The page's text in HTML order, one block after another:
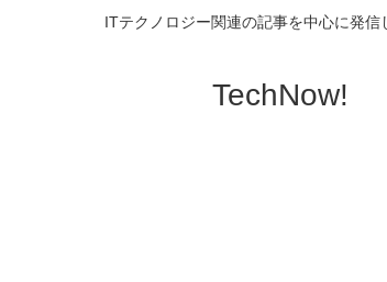
ITテクノロジー関連の記事を中心に発信
TechNow!